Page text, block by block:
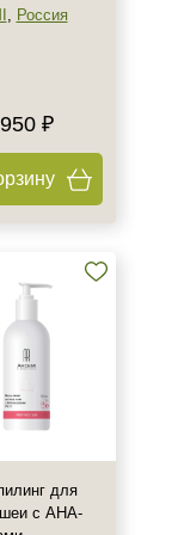
, Россия
950 ₽
для
с АНА-